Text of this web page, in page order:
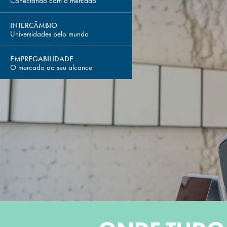
INTERCÂMBIO
Universidades pelo mundo
EMPREGABILIDADE
O mercado ao seu alcance